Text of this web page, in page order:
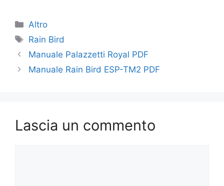
Categorie
Altro
Tag
Rain Bird
Manuale Palazzetti Royal PDF
Manuale Rain Bird ESP-TM2 PDF
Lascia un commento